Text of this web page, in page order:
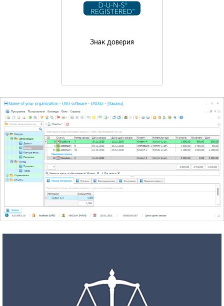
Знак доверия